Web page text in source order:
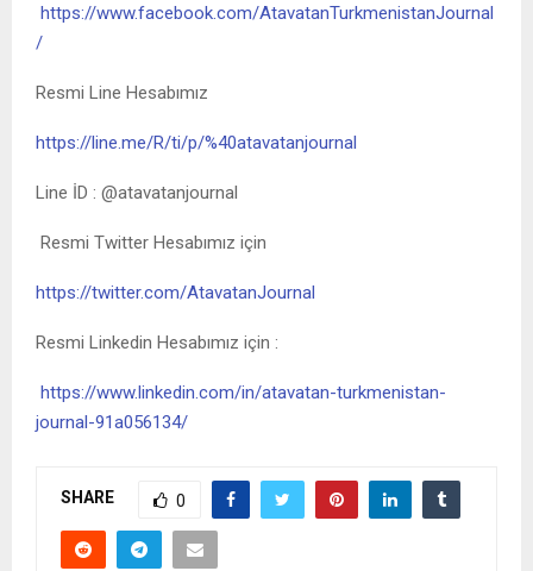
https://www.facebook.com/AtavatanTurkmenistanJournal
/
Resmi Line Hesabımız
https://line.me/R/ti/p/%40atavatanjournal
Line İD : @atavatanjournal
Resmi Twitter Hesabımız için
https://twitter.com/AtavatanJournal
Resmi Linkedin Hesabımız için :
https://www.linkedin.com/in/atavatan-turkmenistan-
journal-91a056134/
SHARE 0